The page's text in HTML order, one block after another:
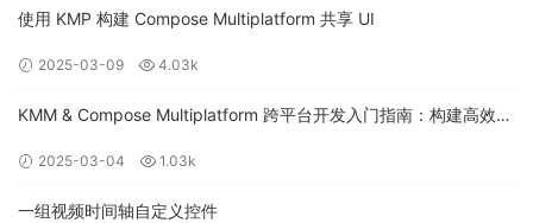
使用 KMP 构建 Compose Multiplatform 共享 UI
2025-03-09 4.03k
KMM & Compose Multiplatform 跨平台开发入门指南：构建高效的
2025-03-04 1.03k
一组视频时间轴自定义控件